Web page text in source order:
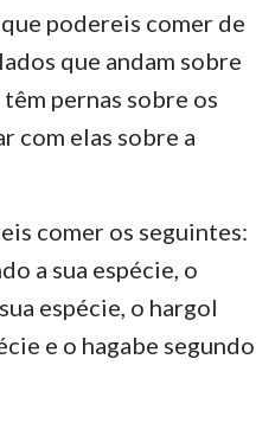
podereis comer de
que andam sobre
pernas sobre os
com elas sobre a
comer os seguintes:
a sua espécie, o
espécie, o hargol
e o hagabe segundo